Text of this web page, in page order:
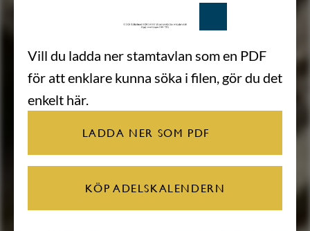
Vill du ladda ner stamtavlan som en PDF
för att enklare kunna söka i filen, gör du det
enkelt här.
LADDA NER SOM PDF
KÖP ADELSKALENDERN